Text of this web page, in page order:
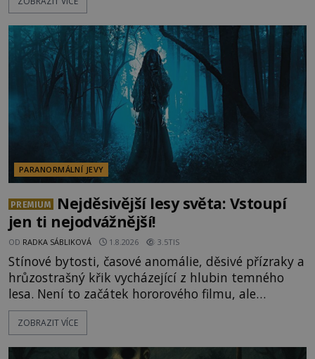
jevy. Zatímco historici většinou hledají racionální
lokality vykazují nápadně podobná svědectví po
celé generace. A právě tato opakující se svědectví
PARANORMÁLNÍ JEVY
PREMIUM
Nejděsivější lesy světa: Vstoupí
jen ti nejodvážnější!
OD RADKA SÁBLIKOVÁ 1.8.2026 3.5TIS
Stínové bytosti, časové anomálie, děsivé přízraky a
hrůzostrašný křik vycházející z hlubin temného
lesa. Není to začátek hororového filmu, ale
události, které popisují návštěvníci lesů, které jsou
označovány jako nejděsivější na světě. Lidé bydlící
ZOBRAZIT VÍCE